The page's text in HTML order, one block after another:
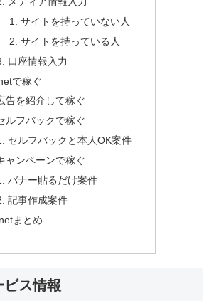
サイトを持っていない人
サイトを持っている人
口座情報入力
で稼ぐ
告を紹介して稼ぐ
ルフバックで稼ぐ
セルフバックと本人OK案件
ャンペーンで稼ぐ
バナー貼るだけ案件
記事作成案件
まとめ
ス情報